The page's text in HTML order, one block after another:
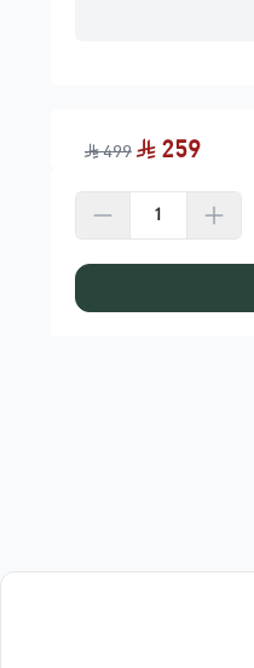
259
499